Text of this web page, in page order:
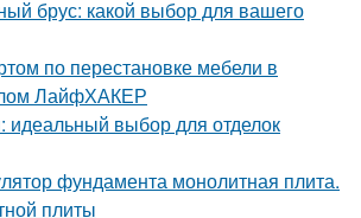
брус: какой выбор для вашего
по перестановке мебели в
ЛайфХАКЕР
идеальный выбор для отделок
фундамента монолитная плита.
плиты